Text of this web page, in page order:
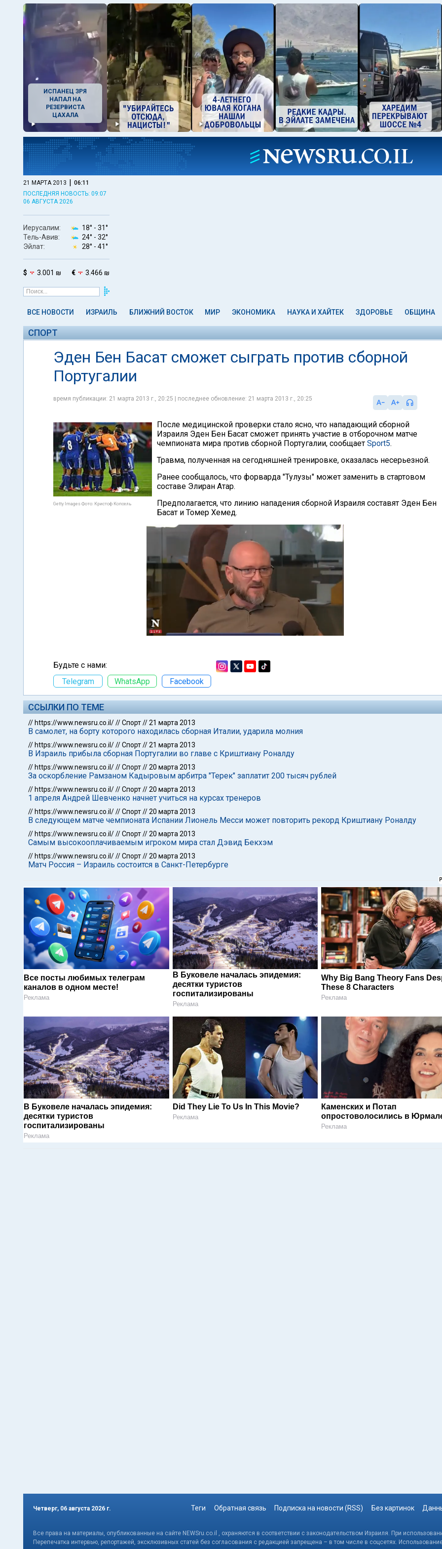
ИСПАНЕЦ ЗРЯ
НАПАЛ НА
РЕЗЕРВИСТА
ЦАХАЛА
21 МАРТА 2013 | 06:11
ПОСЛЕДНЯЯ НОВОСТЬ: 09:07
06 АВГУСТА 2026
Иерусалим: 18° - 31°
Тель-Авив:
24° - 32°
Эйлат:
28° - 41°
$ 3.001 ₪ € 3.466 ₪
ВСЕ НОВОСТИ ИЗРАИЛЬ БЛИЖНИЙ ВОСТОК МИР ЭКОНОМИКА НАУКА И ХАЙТЕК ЗДОРОВЬЕ ОБЩИНА
СПОРТ
Эден Бен Басат сможет сыграть против сборной
Португалии
время публикации: 21 марта 2013 г., 20:25 | последнее обновление: 21 марта 2013 г., 20:25
Getty Images Фото: Кристоф Копсель
После медицинской проверки стало ясно, что нападающий сборной
Израиля Эден Бен Басат сможет принять участие в отборочном матче
чемпионата мира против сборной Португалии, сообщает Sport5.
Травма, полученная на сегодняшней тренировке, оказалась несерьезной.
Ранее сообщалось, что форварда "Тулузы" может заменить в стартовом
составе Элиран Атар.
Предполагается, что линию нападения сборной Израиля составят Эден Бен
Басат и Томер Хемед.
Будьте с нами:
Telegram
WhatsApp Facebook
ССЫЛКИ ПО ТЕМЕ
// https://www.newsru.co.il///Спорт//21 марта 2013
В самолет, на борту которого находилась сборная Италии, ударила молния
// https://www.newsru.co.il///Спорт//21 марта 2013
В Израиль прибыла сборная Португалии во главе с Криштиану Роналду
// https://www.newsru.co.il///Спорт//20 марта 2013
За оскорбление Рамзаном Кадыровым арбитра "Терек" заплатит 200 тысяч рублей
// https://www.newsru.co.il///Спорт//20 марта 2013
1 апреля Андрей Шевченко начнет учиться на курсах тренеров
// https://www.newsru.co.il///Спорт//20 марта 2013
В следующем матче чемпионата Испании Лионель Месси может повторить рекорд Криштиану Роналду
// https://www.newsru.co.il///Спорт//20 марта 2013
Самым высокооплачиваемым игроком мира стал Дэвид Бекхэм
// https://www.newsru.co.il///Спорт//20 марта 2013
Матч Россия – Израиль состоится в Санкт-Петербурге
Все посты любимых телеграм
каналов в одном месте!
Реклама
В Буковеле началась эпидемия:
десятки туристов
госпитализированы
Реклама
Why Big Bang Theory Fans
These 8 Characters
Реклама
В Буковеле началась эпидемия:
десятки туристов
госпитализированы
Реклама
Did They Lie To Us In This Movie?
Реклама
Каменских и Потап
опростоволосились в
Реклама
Четверг, 06 августа 2026 г. Теги Обратная связь Подписка на новости (RSS) Без картинок
Все права на материалы, опубликованные на сайте NEWSru.co.il , охраняются в соответствии с законодательством Израиля. При
Перепечатка интервью, репортажей, эксклюзивных статей без согласования с редакцией запрещена – в том числе в соцсетях.